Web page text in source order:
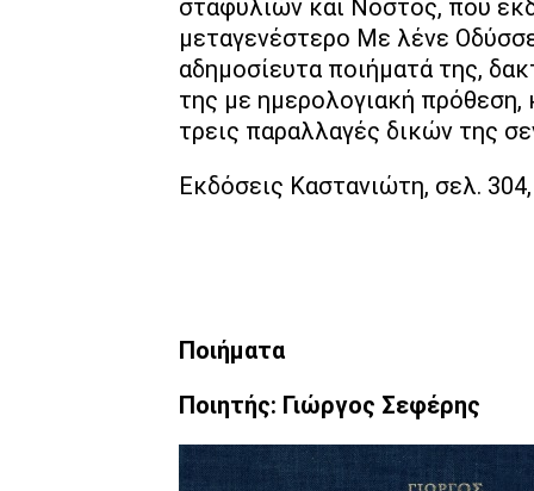
σταφυλιών και Νόστος, που
μεταγενέστερο Με λένε
αδημοσίευτα ποιήματά της,
της με ημερολογιακή πρόθεση,
τρεις παραλλαγές δικών της
Εκδόσεις Καστανιώτη, σελ.
Ποιήματα
Ποιητής: Γιώργος Σεφέρης